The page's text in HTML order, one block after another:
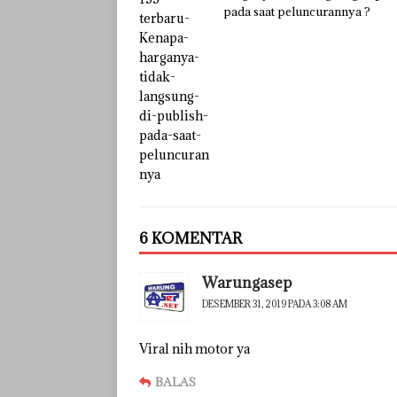
pada saat peluncurannya ?
6 KOMENTAR
Warungasep
DESEMBER 31, 2019 PADA 3:08 AM
Viral nih motor ya
BALAS